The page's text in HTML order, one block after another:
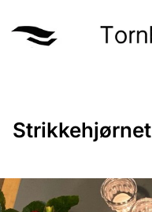
Strikkehjørnet